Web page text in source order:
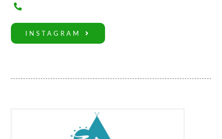
INSTAGRAM